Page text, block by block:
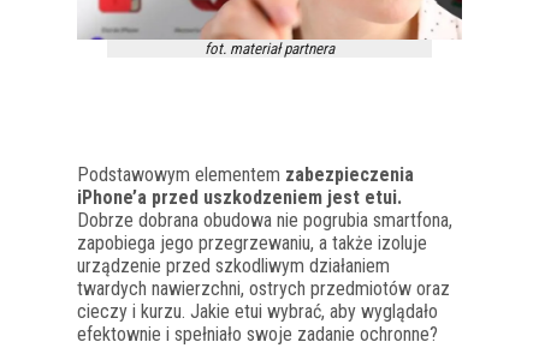
fot. materiał partnera
Podstawowym elementem zabezpieczenia
iPhone’a przed uszkodzeniem jest etui.
Dobrze dobrana obudowa nie pogrubia smartfona,
zapobiega jego przegrzewaniu, a także izoluje
urządzenie przed szkodliwym działaniem
twardych nawierzchni, ostrych przedmiotów oraz
cieczy i kurzu. Jakie etui wybrać, aby wyglądało
efektownie i spełniało swoje zadanie ochronne?